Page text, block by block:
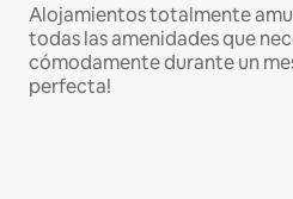
Alojamientos totalmente
todas las amenidades que
cómodamente durante un
perfecta!